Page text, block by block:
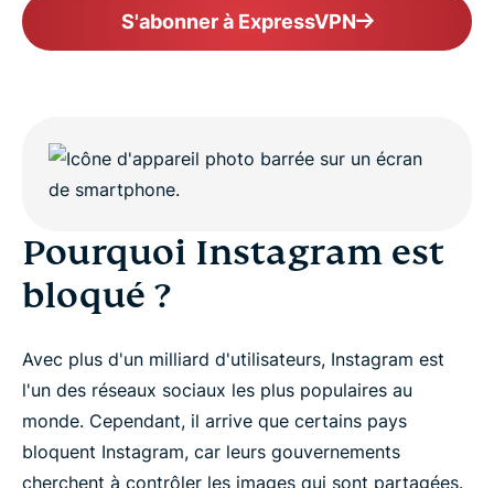
S'abonner à ExpressVPN
Pourquoi Instagram est
bloqué ?
Avec plus d'un milliard d'utilisateurs, Instagram est
l'un des réseaux sociaux les plus populaires au
monde. Cependant, il arrive que certains pays
bloquent Instagram, car leurs gouvernements
cherchent à contrôler les images qui sont partagées.